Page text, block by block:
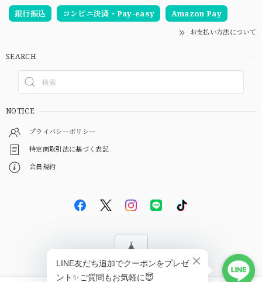
銀行振込 コンビニ決済・Pay-easy Amazon Pay
お支払い方法について
SEARCH
NOTICE
プライバシーポリシー
特定商取引法に基づく表記
会員規約
© EBiS GEM